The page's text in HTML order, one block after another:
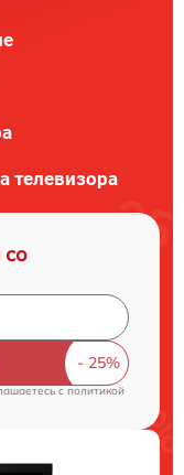
телевизора
со
cполитикой